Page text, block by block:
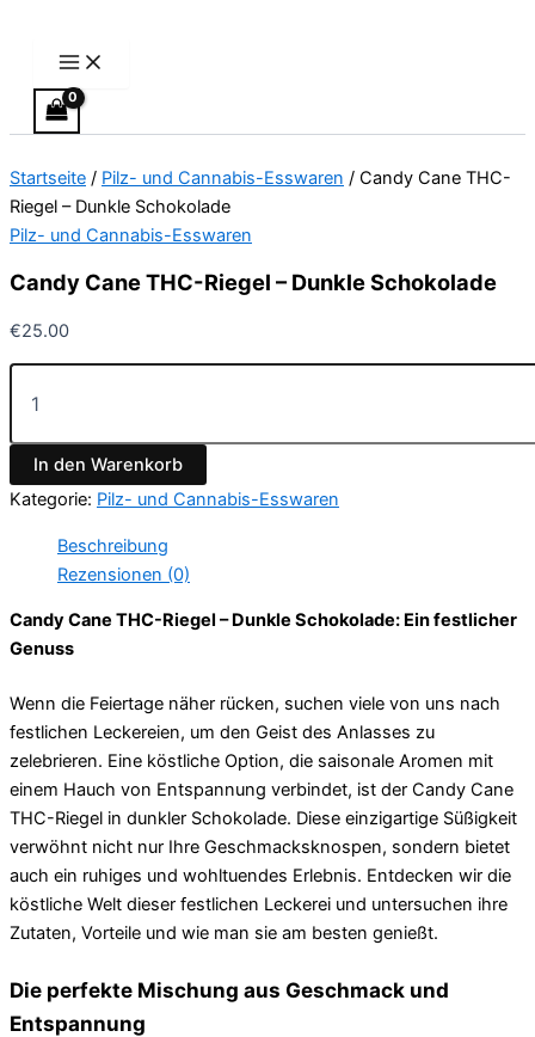
springen
Startseite / Pilz- und Cannabis-Esswaren / Candy Cane THC-
Riegel – Dunkle Schokolade
Pilz- und Cannabis-Esswaren
Candy Cane THC-Riegel – Dunkle Schokolade
€25.00
Dunkle
Menge
In den Warenkorb
Kategorie: Pilz- und Cannabis-Esswaren
Beschreibung
Rezensionen (0)
Candy Cane THC-Riegel – Dunkle Schokolade: Ein festlicher
Genuss
Wenn die Feiertage näher rücken, suchen viele von uns nach
festlichen Leckereien, um den Geist des Anlasses zu
zelebrieren. Eine köstliche Option, die saisonale Aromen mit
einem Hauch von Entspannung verbindet, ist der Candy Cane
THC-Riegel in dunkler Schokolade. Diese einzigartige Süßigkeit
verwöhnt nicht nur Ihre Geschmacksknospen, sondern bietet
auch ein ruhiges und wohltuendes Erlebnis. Entdecken wir die
köstliche Welt dieser festlichen Leckerei und untersuchen ihre
Zutaten, Vorteile und wie man sie am besten genießt.
Die perfekte Mischung aus Geschmack und
Entspannung
Die
auf